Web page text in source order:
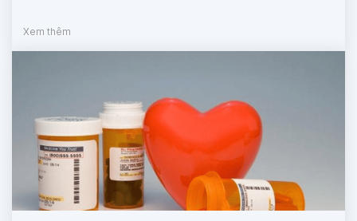
Xem thêm